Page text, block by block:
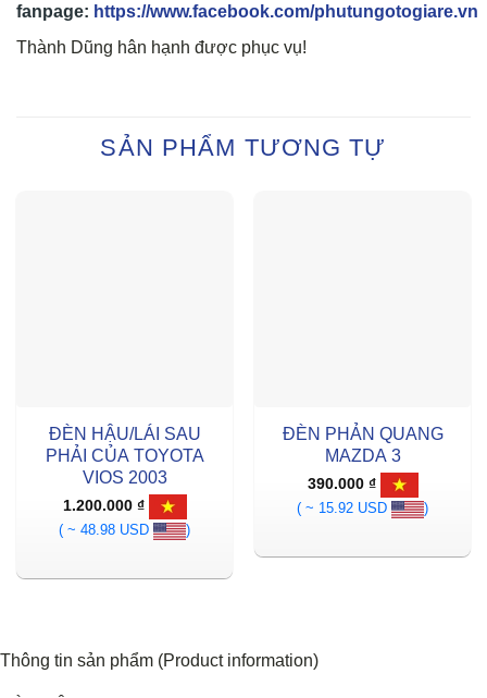
fanpage: https://www.facebook.com/phutungotogiare.vn
Thành Dũng hân hạnh được phục vụ!
SẢN PHẨM TƯƠNG TỰ
ĐÈN HẬU/LÁI SAU
PHẢI CỦA TOYOTA
VIOS 2003
1.200.000 ₫
( ~ 48.98 USD
)
ĐÈN PHẢN QUANG
MAZDA 3
390.000 ₫
( ~ 15.92 USD
)
Thông tin sản phẩm (Product information)